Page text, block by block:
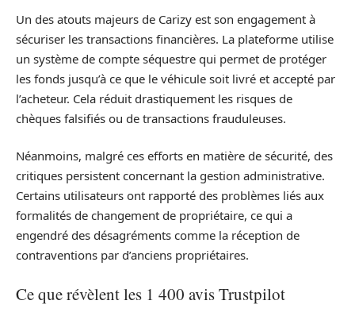
Un des atouts majeurs de Carizy est son engagement à
sécuriser les transactions financières. La plateforme utilise
un système de compte séquestre qui permet de protéger
les fonds jusqu’à ce que le véhicule soit livré et accepté par
l’acheteur. Cela réduit drastiquement les risques de
chèques falsifiés ou de transactions frauduleuses.
Néanmoins, malgré ces efforts en matière de sécurité, des
critiques persistent concernant la gestion administrative.
Certains utilisateurs ont rapporté des problèmes liés aux
formalités de changement de propriétaire, ce qui a
engendré des désagréments comme la réception de
contraventions par d’anciens propriétaires.
Ce que révèlent les 1 400 avis Trustpilot